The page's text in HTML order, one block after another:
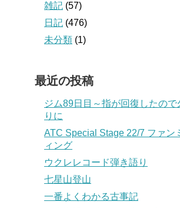
雑記 (57)
日記 (476)
未分類 (1)
最近の投稿
ジム89日目～指が回復したので
りに
ATC Special Stage 22/7 ファン
ィング
ウクレレコード弾き語り
七星山登山
一番よくわかる古事記